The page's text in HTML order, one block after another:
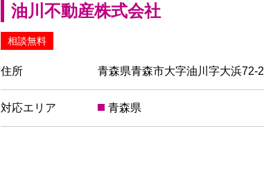
油川不動産株式会社
相談無料
住所 青森県青森市大字油川字大浜72-2
対応エリア 青森県